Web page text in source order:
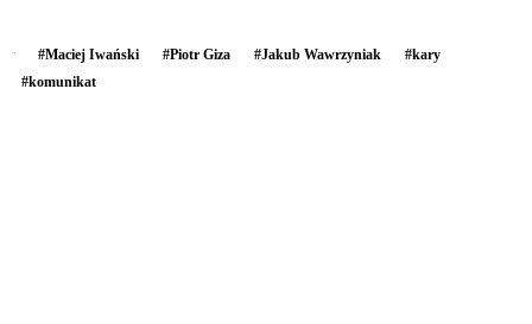
#Maciej Iwański #Piotr Giza #Jakub Wawrzyniak #kary
#komunikat